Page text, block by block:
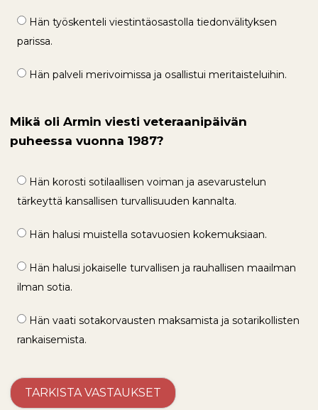
Hän työskenteli viestintäosastolla tiedonvälityksen
parissa.
Hän palveli merivoimissa ja osallistui meritaisteluihin.
Mikä oli Armin viesti veteraanipäivän
puheessa vuonna 1987?
Hän korosti sotilaallisen voiman ja asevarustelun
tärkeyttä kansallisen turvallisuuden kannalta.
Hän halusi muistella sotavuosien kokemuksiaan.
Hän halusi jokaiselle turvallisen ja rauhallisen maailman
ilman sotia.
Hän vaati sotakorvausten maksamista ja sotarikollisten
rankaisemista.